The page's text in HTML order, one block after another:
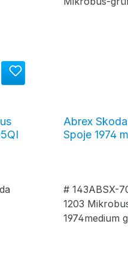
Abrex
Spoje 1974
# 143ABSX-
1203
1974medium